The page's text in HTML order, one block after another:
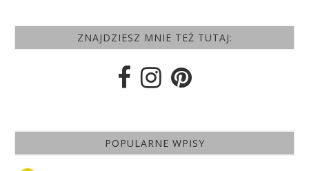
ZNAJDZIESZ MNIE TEŻ TUTAJ:
POPULARNE WPISY